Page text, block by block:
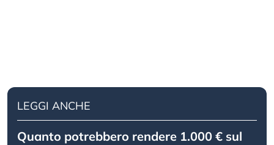
LEGGI ANCHE
Quanto potrebbero rendere 1.000 € sul